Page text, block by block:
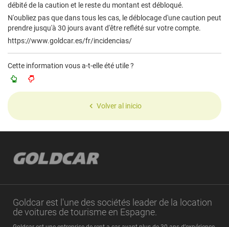
débité de la caution et le reste du montant est débloqué.
N'oubliez pas que dans tous les cas, le déblocage d'une caution peut
prendre jusqu'à 30 jours avant d'être reflété sur votre compte.
https://www.goldcar.es/fr/incidencias/
Cette information vous a-t-elle été utile ?
Volver al inicio
Goldcar est l'une des sociétés leader de la location
de voitures de tourisme en Espagne.